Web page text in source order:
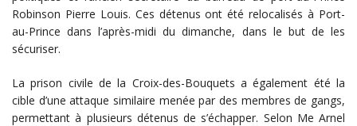
Robinson Pierre Louis. Ces détenus ont été relocalisés à Port-
au-Prince dans l’après-midi du dimanche, dans le but de les
sécuriser.
La prison civile de la Croix-des-Bouquets a également été la
cible d’une attaque similaire menée par des membres de gangs,
permettant à plusieurs détenus de s’échapper. Selon Me Arnel